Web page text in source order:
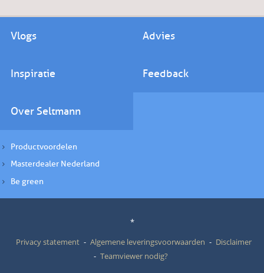
Vlogs Advies
Inspiratie Feedback
Over Seltmann
Productvoordelen
Masterdealer Nederland
Be green
*
Privacy statement
Algemene leveringsvoorwaarden
Disclaimer
Teamviewer nodig?